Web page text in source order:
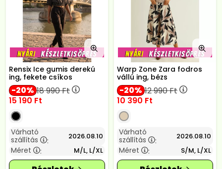
Rensix Ice gumis derekú
ing, fekete csíkos
20 18 990Ft
15 190 Ft
Várható
szállítás
: 2026.08.10
Méret : M/L, L/XL
Warp Zone Zara fodros
vállú ing, bézs
20 12 990Ft
10 390 Ft
Várható
szállítás
: 2026.08.10
Méret : S/M, L/XL